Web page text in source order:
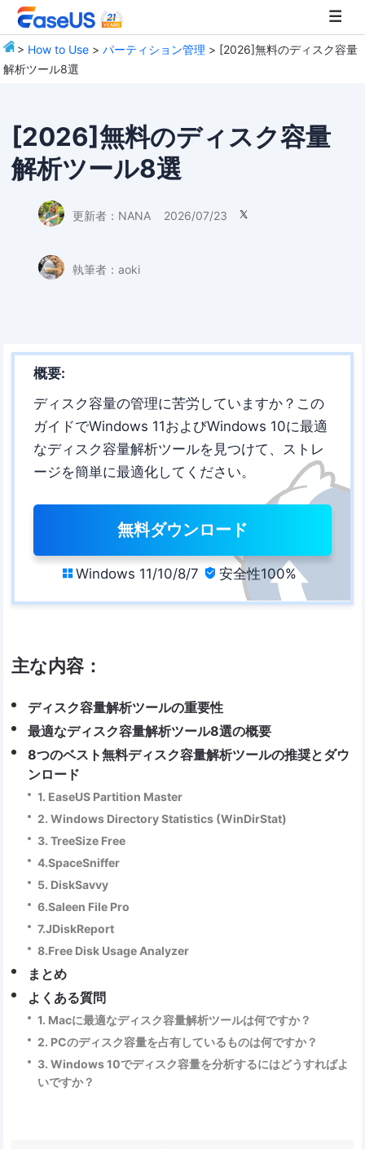
> How to Use >パーティション管理 > [2026]無料のディスク容量
解析ツール8選
[2026]無料のディスク容量
解析ツール8選
更新者： NANA 2026/07/23 
執筆者： aoki
概要:
ディスク容量の管理に苦労していますか？この
ガイドでWindows 11およびWindows 10に最適
なディスク容量解析ツールを見つけて、ストレ
ージを簡単に最適化してください。
無料ダウンロード
 Windows 11/10/8/7  安全性100%
主な内容：
ディスク容量解析ツールの重要性
最適なディスク容量解析ツール8選の概要
8つのベスト無料ディスク容量解析ツールの推奨とダウ
ンロード
1. EaseUS Partition Master
2. Windows Directory Statistics (WinDirStat)
3. TreeSize Free
4.SpaceSniffer
5. DiskSavvy
6.Saleen File Pro
7.JDiskReport
8.Free Disk Usage Analyzer
まとめ
よくある質問
1. Macに最適なディスク容量解析ツールは何ですか？
2. PCのディスク容量を占有しているものは何ですか？
3. Windows 10でディスク容量を分析するにはどうすればよ
いですか？